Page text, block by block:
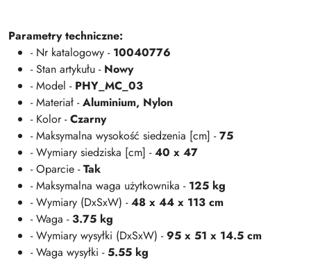
Parametry techniczne:
- Nr katalogowy - 10040776
- Stan artykułu - Nowy
- Model - PHY_MC_03
- Materiał -Aluminium, Nylon
- Kolor -Czarny
- Maksymalna wysokość siedzenia [cm] -75
- Wymiary siedziska [cm] -40 x 47
- Oparcie -Tak
- Maksymalna waga użytkownika - 125 kg
- Wymiary (DxSxW) -48 x 44 x 113 cm
- Waga -3.75 kg
- Wymiary wysyłki (DxSxW) -95 x 51 x 14.5 cm
- Waga wysyłki -5.55 kg